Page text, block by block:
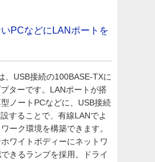
PCなどにLANポートを
、USB接続の100BASE-TXに
ターです。LANポートが搭
ノートPCなどに、USB接続
することで、有線LANでよ
ーク環境を構築できます。
ワイトボディーにネットワ
きるランプを採用。ドライ